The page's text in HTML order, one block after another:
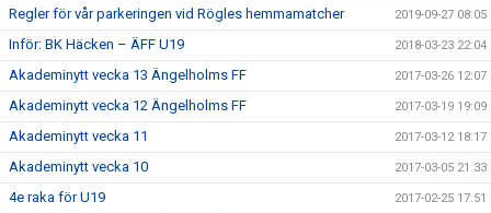
Regler för vår parkeringen vid Rögles hemmamatcher 2019-09-27 08:05
Inför: BK Häcken – ÄFF U19 2018-03-23 22:04
Akademinytt vecka 13 Ängelholms FF 2017-03-26 12:07
Akademinytt vecka 12 Ängelholms FF 2017-03-19 19:09
Akademinytt vecka 11 2017-03-12 18:17
Akademinytt vecka 10 2017-03-05 21:33
4e raka för U19 2017-02-25 17:51